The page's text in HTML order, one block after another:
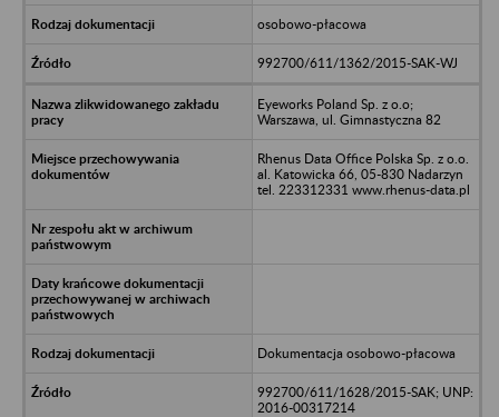
osobowo-płacowa
992700/611/1362/2015-SAK-WJ
Eyeworks Poland Sp. z o.o;
Warszawa, ul. Gimnastyczna 82
Rhenus Data Office Polska Sp. z o.o.
al. Katowicka 66, 05-830 Nadarzyn
tel. 223312331 www.rhenus-data.pl
Dokumentacja osobowo-płacowa
992700/611/1628/2015-SAK; UNP:
2016-00317214